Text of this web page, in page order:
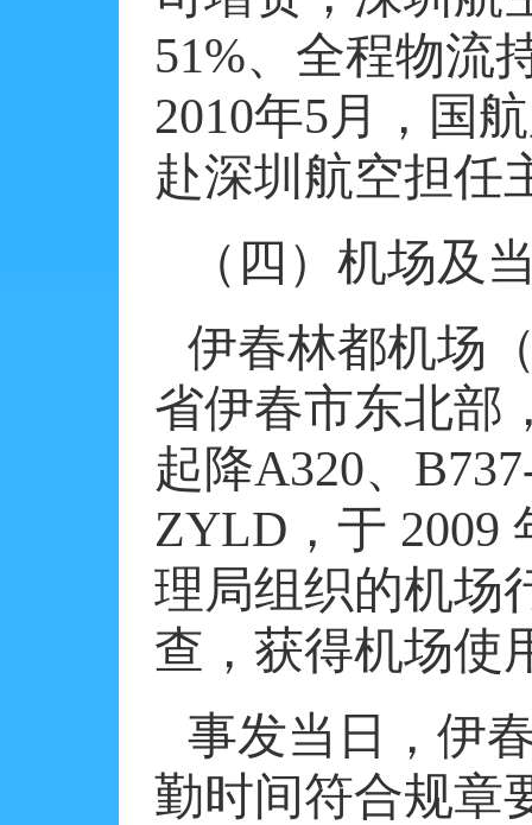
51%、全程物流
2010年5月，国
赴深圳航空担任
（四）机场及
伊春林都机场
省伊春市东北部
起降A320、
ZYLD ，于 2009
理局组织的机场
查，获得机场使
事发当日，伊
勤时间符合规章